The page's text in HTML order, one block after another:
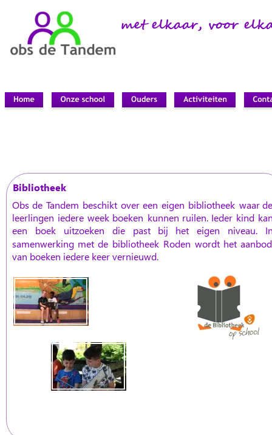
Obs de Tandem beschikt over een eigen bibliotheek waar
leerlingen iedere week boeken kunnen ruilen. Ieder kind
een
boek uitzoeken die past bij het eigen niveau.
samenwerking met de bibliotheek Roden wordt het
van boeken iedere keer vernieuwd.
Bibliotheek
met elkaar, voor